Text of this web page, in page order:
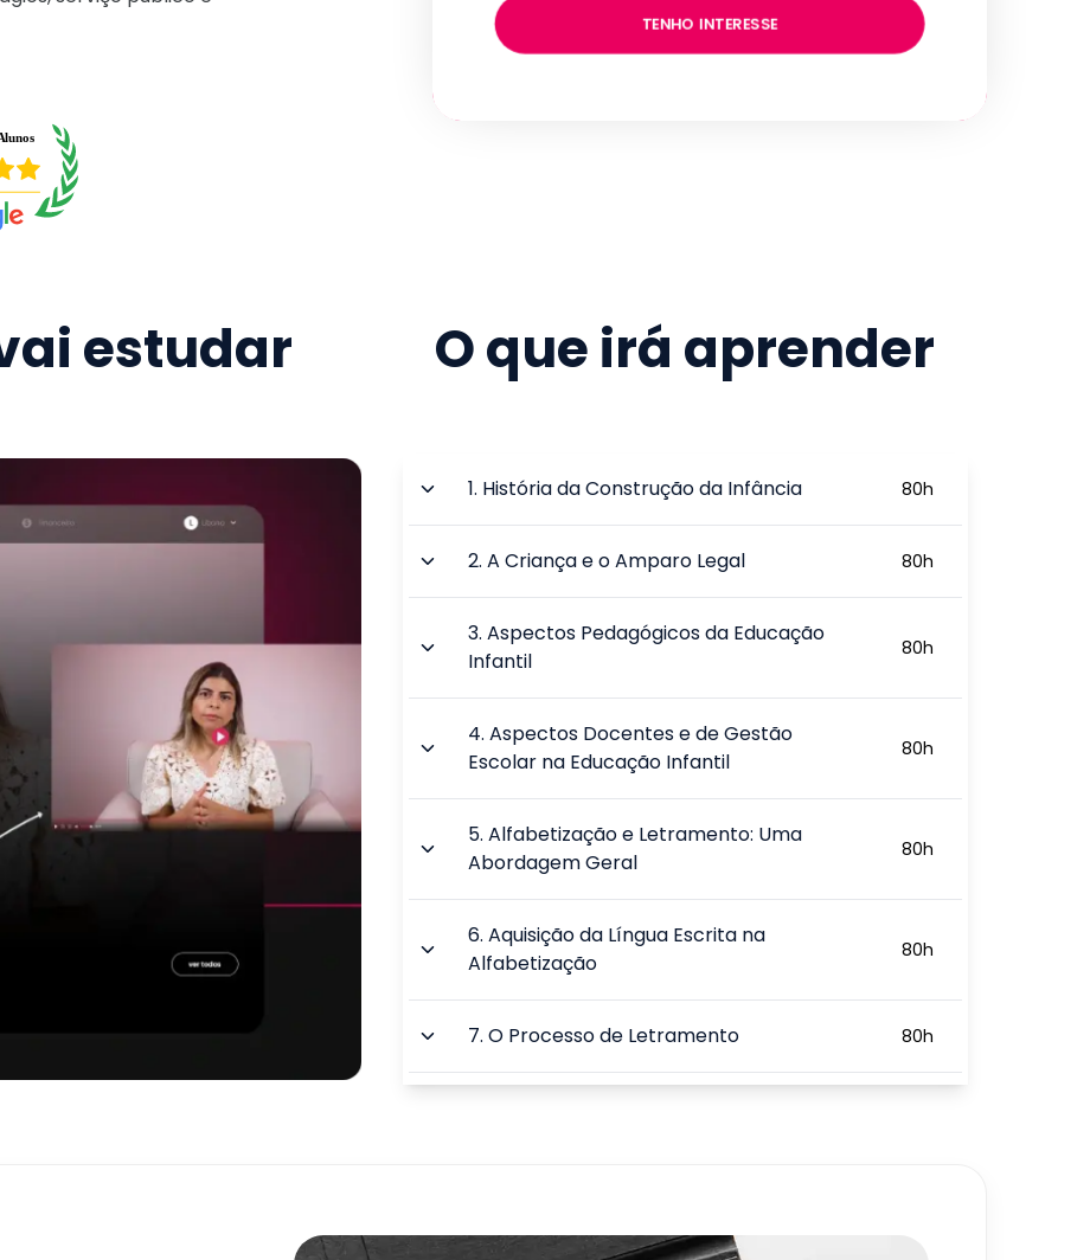
TENHO INTERESSE
estudar O que irá aprender
1. História da Construção da Infância 80h
2.A Criança e o Amparo Legal 80h
3.Aspectos Pedagógicos da Educação
Infantil
80h
4.Aspectos Docentes e de Gestão
Escolar na Educação Infantil
80h
5.Alfabetização e Letramento: Uma
Abordagem Geral
80h
6.Aquisição da Língua Escrita na
Alfabetização
80h
7.O Processo de Letramento 80h
Psicopedagogia